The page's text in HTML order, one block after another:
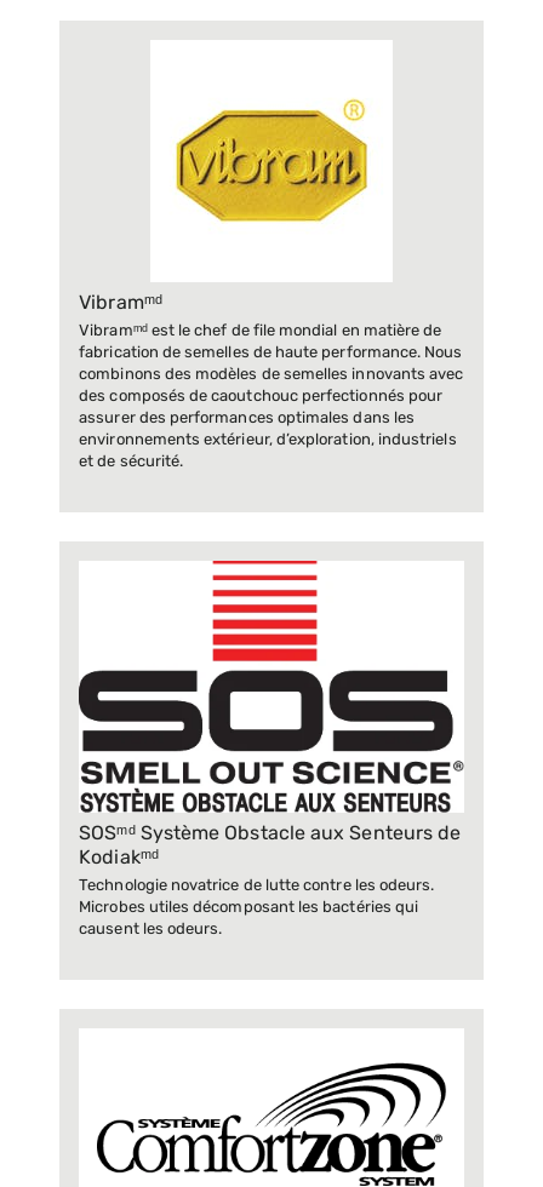
Vibramᵐᵈ
Vibramᵐᵈ est le chef de file mondial en matière de
fabrication de semelles de haute performance. Nous
combinons des modèles de semelles innovants avec
des composés de caoutchouc perfectionnés pour
assurer des performances optimales dans les
environnements extérieur, d’exploration, industriels
et de sécurité.
SOSᵐᵈ Système Obstacle aux Senteurs de
Kodiakᵐᵈ
Technologie novatrice de lutte contre les odeurs.
Microbes utiles décomposant les bactéries qui
causent les odeurs.